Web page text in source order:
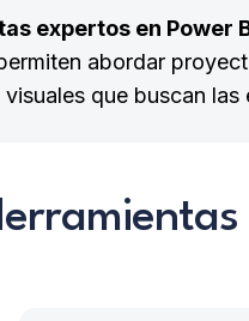
expertos en Power
abordar
que buscan